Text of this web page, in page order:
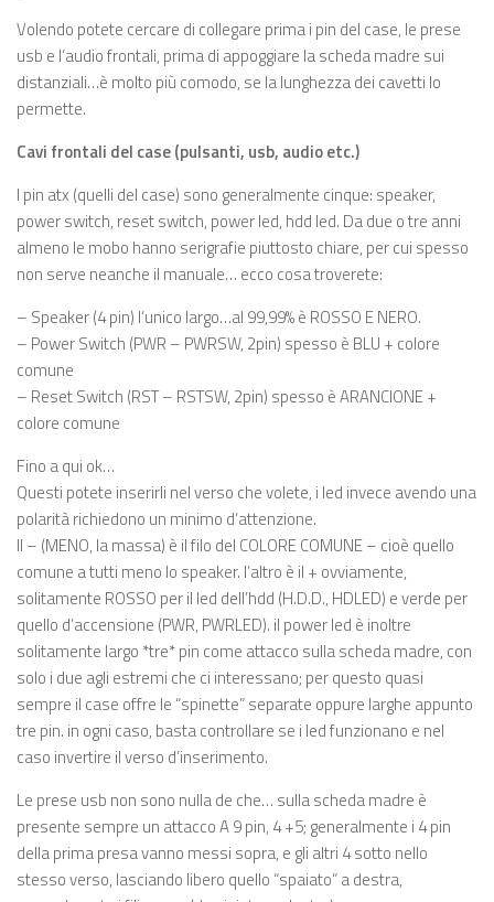
Volendo potete cercare di collegare prima i pin del case, le prese
usb e l’audio frontali, prima di appoggiare la scheda madre sui
distanziali…è molto più comodo, se la lunghezza dei cavetti lo
permette.
Cavi frontali del case (pulsanti, usb, audio etc.)
I pin atx (quelli del case) sono generalmente cinque: speaker,
power switch, reset switch, power led, hdd led. Da due o tre anni
almeno le mobo hanno serigrafie piuttosto chiare, per cui spesso
non serve neanche il manuale… ecco cosa troverete:
– Speaker (4 pin) l’unico largo…al 99,99% è ROSSO E NERO.
– Power Switch (PWR – PWRSW, 2pin) spesso è BLU + colore
comune
– Reset Switch (RST – RSTSW, 2pin) spesso è ARANCIONE +
colore comune
Fino a qui ok…
Questi potete inserirli nel verso che volete, i led invece avendo una
polarità richiedono un minimo d’attenzione.
Il – (MENO, la massa) è il filo del COLORE COMUNE – cioè quello
comune a tutti meno lo speaker. l’altro è il + ovviamente,
solitamente ROSSO per il led dell’hdd (H.D.D., HDLED) e verde per
quello d’accensione (PWR, PWRLED). il power led è inoltre
solitamente largo *tre* pin come attacco sulla scheda madre, con
solo i due agli estremi che ci interessano; per questo quasi
sempre il case offre le “spinette” separate oppure larghe appunto
tre pin. in ogni caso, basta controllare se i led funzionano e nel
caso invertire il verso d’inserimento.
Le prese usb non sono nulla de che… sulla scheda madre è
presente sempre un attacco A 9 pin, 4 +5; generalmente i 4 pin
della prima presa vanno messi sopra, e gli altri 4 sotto nello
stesso verso, lasciando libero quello “spaiato” a destra,